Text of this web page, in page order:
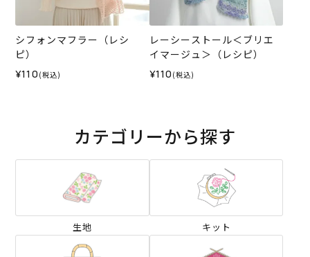
シフォンマフラー（レシ
ピ）
¥110 (税込)
レーシーストール＜ブリエ
イマージュ＞（レシピ）
¥110 (税込)
カテゴリーから探す
生地 キット